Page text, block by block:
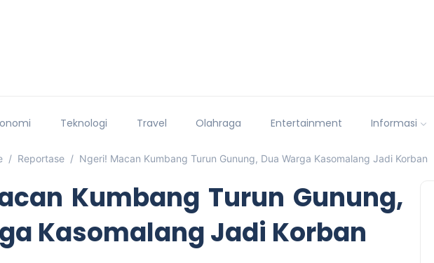
Teknologi Travel Olahraga Entertainment Informasi
Reportase Ngeri! Macan Kumbang Turun Gunung, Dua Warga Kasomalang Jadi Korban
Kumbang Turun Gunung,
Kasomalang Jadi Korban